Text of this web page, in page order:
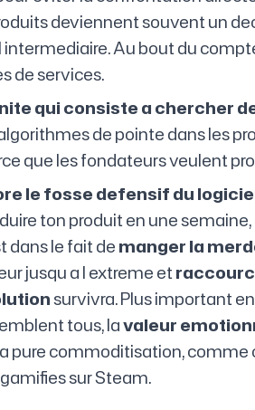
deviennent souvent un
intermediaire. Au bout du
de services.
qui consiste a chercher
de pointe dans les
que les fondateurs veulent
le fosse defensif du
ton produit en une
dans le fait demanger la
jusqu a l extreme et
survivra. Plus important
tous, lavaleur
pure commoditisation, comme
sur Steam.